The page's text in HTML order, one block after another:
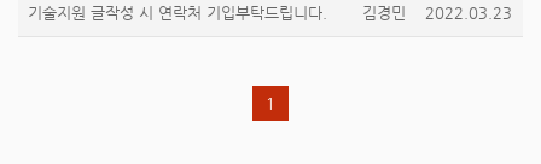
기술지원 글작성 시 연락처 기입부탁드립니다. 김경민 2022.03.23
1